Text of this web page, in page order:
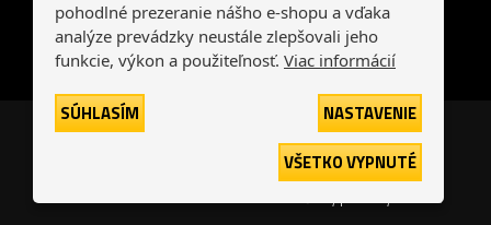
Slovensko
- -
Všetky práva vyhradené
pohodlné prezeranie nášho e-shopu a vďaka
analýze prevádzky neustále zlepšovali jeho
funkcie, výkon a použiteľnosť. Viac informácií
SÚHLASÍM
NASTAVENIE
VŠETKO VYPNUTÉ